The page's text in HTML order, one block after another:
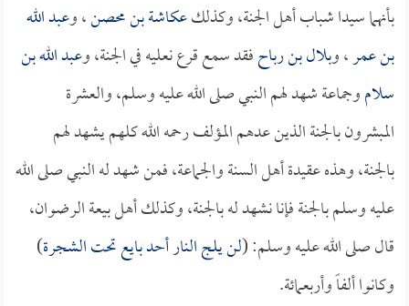
بأنهما سيدا شباب أهل الجنة، وكذلكعكاشة بن محصن، وعبد الله
بن عمر، وبلال بن رباحفقد سمع قرع نعليه في الجنة، وعبد الله بن
سلاموجماعة شهد لهم النبي صلى الله عليه وسلم، والعشرة
المبشرون بالجنة الذين عدهم المؤلف رحمه الله كلهم يشهد لهم
بالجنة، وهذه عقيدة أهل السنة والجماعة، فمن شهد له النبي صلى الله
عليه وسلم بالجنة فإنا نشهد له بالجنة، وكذلك أهل بيعة الرضوان،
قال صلى الله عليه وسلم: (لن يلج النار أحد بايع تحت الشجرة)
وكانوا ألفاً وأربعمائة.